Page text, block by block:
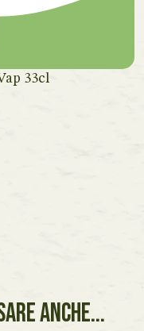
33cl
ANCHE...